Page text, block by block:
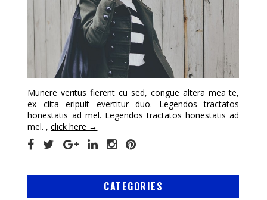
Munere veritus fierent cu sed, congue altera mea te,
ex clita eripuit evertitur duo. Legendos tractatos
honestatis ad mel. Legendos tractatos honestatis ad
mel. ,click here →
CATEGORIES